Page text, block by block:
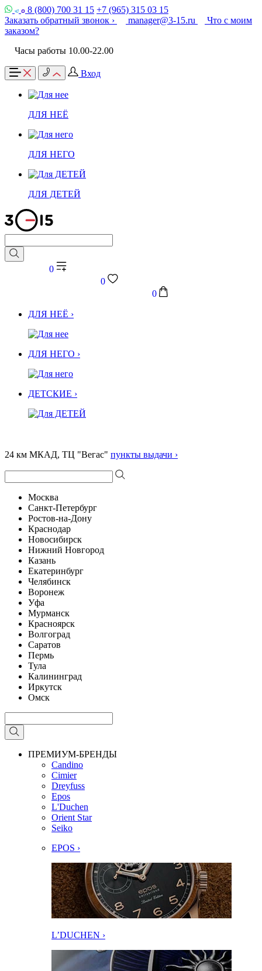
8 (800) 700 31 15 +7 (965) 315 03 15
Заказать обратный звонок ›
manager@3-15.ru
Что с моим
заказом?
Часы работы 10.00-22.00
Вход
ДЛЯ НЕЁ
ДЛЯ НЕГО
ДЛЯ ДЕТЕЙ
0
0
0
ДЛЯ НЕЁ ›
ДЛЯ НЕГО ›
ДЕТСКИЕ ›
24 км МКАД, ТЦ "Вегас" пункты выдачи ›
Москва
Санкт-Петербург
Ростов-на-Дону
Краснодар
Новосибирск
Нижний Новгород
Казань
Екатеринбург
Челябинск
Воронеж
Уфа
Мурманск
Красноярск
Волгоград
Саратов
Пермь
Тула
Калининград
Иркутск
Омск
ПРЕМИУМ-БРЕНДЫ
Candino
Cimier
Dreyfuss
Epos
L'Duchen
Orient Star
Seiko
EPOS ›
L’DUCHEN ›